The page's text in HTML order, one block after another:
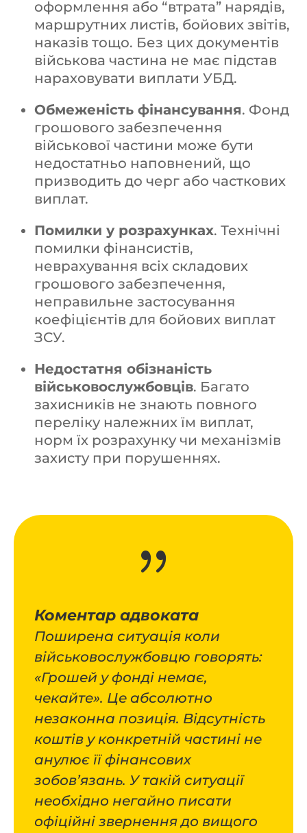
оформлення або “втрата” нарядів,
маршрутних листів, бойових звітів,
наказів тощо. Без цих документів
військова частина не має підстав
нараховувати виплати УБД.
Обмеженість фінансування. Фонд
грошового забезпечення
військової частини може бути
недостатньо наповнений, що
призводить до черг або часткових
виплат.
Помилки у розрахунках. Технічні
помилки фінансистів,
неврахування всіх складових
грошового забезпечення,
неправильне застосування
коефіцієнтів для бойових виплат
ЗСУ.
Недостатня обізнаність
військовослужбовців. Багато
захисників не знають повного
переліку належних їм виплат,
норм їх розрахунку чи механізмів
захисту при порушеннях.
{
Коментар адвоката
Поширена ситуація коли
військовослужбовцю говорять:
«Грошей у фонді немає,
чекайте». Це абсолютно
незаконна позиція. Відсутність
коштів у конкретній частині не
анулює її фінансових
зобов’язань. У такій ситуації
необхідно негайно писати
офіційні звернення до вищого